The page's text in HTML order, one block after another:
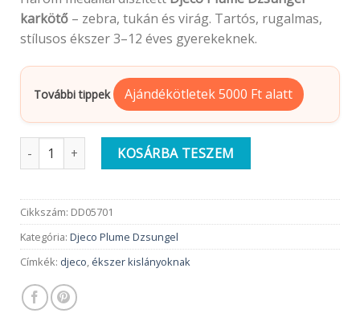
karkötő – zebra, tukán és virág. Tartós, rugalmas,
stílusos ékszer 3–12 éves gyerekeknek.
További tippek Ajándékötletek 5000 Ft alatt
Djeco Plume | Dzsungel - Karkötő | Jemma mennyiség
KOSÁRBA TESZEM
Cikkszám: DD05701
Kategória: Djeco Plume Dzsungel
Címkék: djeco, ékszer kislányoknak